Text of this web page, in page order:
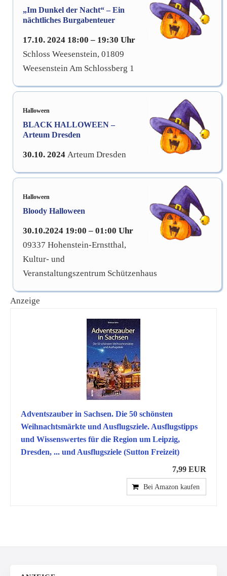
„Im Dunkel der Nacht“ – Ein
nächtliches Burgabenteuer
17.10. 2024 18:00 – 19:30 Uhr
Schloss Weesenstein, 01809
Weesenstein Am Schlossberg 1
Halloween
BLACK HALLOWEEN –
Arteum Dresden
30.10. 2024 Arteum Dresden
Halloween
Bloody Halloween
30.10.2024 19:00 – 01:00 Uhr
09337 Hohenstein-Ernstthal,
Kultur- und
Veranstaltungszentrum Schützenhaus
Anzeige
Adventszauber in Sachsen. Die 50 schönsten
Weihnachtsmärkte und Ausflugsziele. Ausflugstipps
und Wissenswertes für die Region um Leipzig,
Dresden, ... und Ausflugsziele (Sutton Freizeit)
7,99 EUR
Bei Amazon kaufen